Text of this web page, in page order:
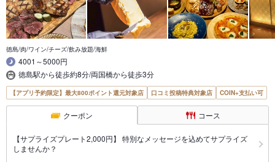
徳島/肉/ワイン/チーズ/飲み放題/海鮮
4001～5000円
徳島駅から徒歩約8分/両国橋から徒歩3分
【アプリ予約限定】最大800ポイント還元対象店 口コミ投稿特典対象店 COIN+支払い可
クーポン コース
【サプライズプレート2,000円】 特別なメッセージを込めてサプライズ
しませんか？